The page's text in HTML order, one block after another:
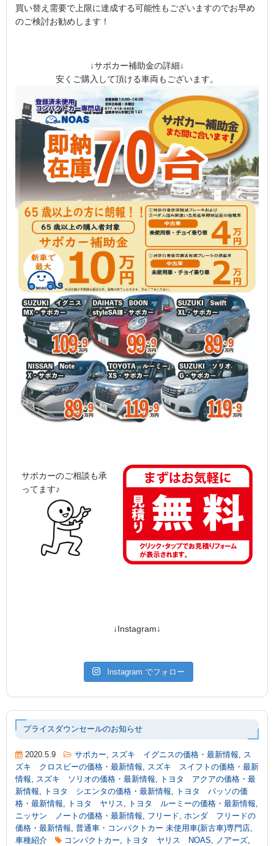
買い替え需要で上限に達成する可能性もございますのでお早め
のご検討お勧めします！
↓サポカー補助金の詳細↓
安くご購入して頂ける車両もございます。
サポカーのご相談も承
ってます♪
↓Instagram↓
Instagram でフォロー
プライスダウンセールのお知らせ
2020.5.9 サポカー スズキ イグニスの価格・最新情報
ス
ズキ クロスビーの価格・最新情報
スズキ スイフトの価格・最新
情報
スズキ ソリオの価格・最新情報
トヨタ アクアの価格・最
新情報
トヨタ シエンタの価格・最新情報
トヨタ パッソの価
格・最新情報
トヨタ ヤリス トヨタ ルーミーの価格・最新情報
ニッサン ノートの価格・最新情報
フリード
ホンダ フリードの
価格・最新情報
普通車・コンパクトカー 未使用車(新古車)専門店
車種紹介
コンパクトカー トヨタ ヤリス NOAS ノアーズ